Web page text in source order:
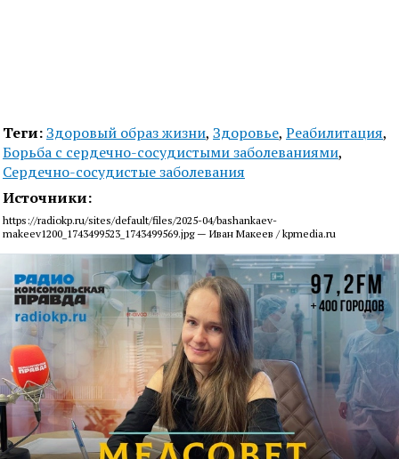
Теги:Здоровый образ жизни, Здоровье, Реабилитация,
Борьба с сердечно-сосудистыми заболеваниями,
Сердечно-сосудистые заболевания
Источники:
https://radiokp.ru/sites/default/files/2025-04/bashankaev-
makeev1200_1743499523_1743499569.jpg — Иван Макеев / kpmedia.ru